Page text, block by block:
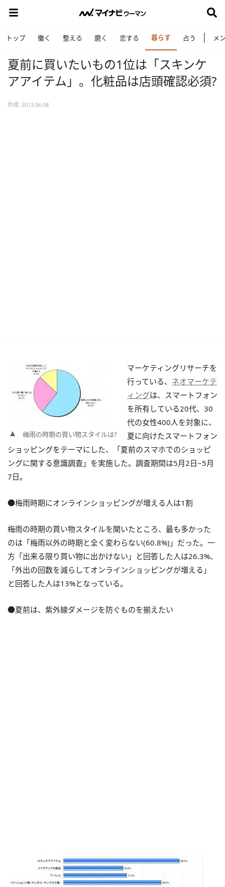
トップ 働く 整える 磨く 恋する 暮らす 占う メ
夏前に買いたいもの1位は「スキンケ
アアイテム」。化粧品は店頭確認必須?
作成: 2013.06.08
梅雨の時期の買い物スタイルは?
マーケティングリサーチを
行っている、 ネオマーケテ
ィングは、スマートフォン
を所有している20代、30
代の女性400人を対象に、
夏に向けたスマートフォン
ショッピングをテーマにした、「夏前のスマホでのショッピ
ングに関する意識調査」を実施した。調査期間は5月2日~5月
7日。
●梅雨時期にオンラインショッピングが増える人は1割
梅雨の時期の買い物スタイルを聞いたところ、最も多かった
のは「梅雨以外の時期と全く変わらない(60.8%)」だった。一
方「出来る限り買い物に出かけない」と回答した人は26.3%、
「外出の回数を減らしてオンラインショッピングが増える」
と回答した人は13%となっている。
●夏前は、紫外線ダメージを防ぐものを揃えたい